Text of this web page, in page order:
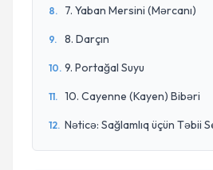
8. 7. Yaban Mersini (Mərcanı)
9. 8. Darçın
10. 9. Portağal Suyu
11. 10. Cayenne (Kayen) Bibəri
12. Nəticə: Sağlamlıq üçün Təbii